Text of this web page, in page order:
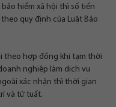
hiểm xã hội thì số tiền
quy định của Luật Bảo
theo hợp đồng khi tạm thời
nghiệp làm dịch vụ
xác nhận thì thời gian
và tử tuất.